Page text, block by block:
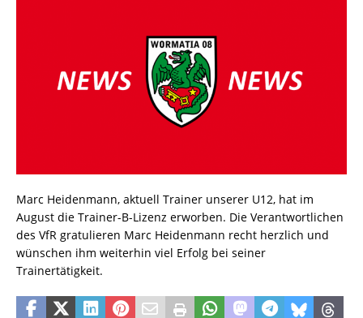
Marc Heidenmann, aktuell Trainer unserer U12, hat im
August die Trainer-B-Lizenz erworben. Die Verantwortlichen
des VfR gratulieren Marc Heidenmann recht herzlich und
wünschen ihm weiterhin viel Erfolg bei seiner
Trainertätigkeit.